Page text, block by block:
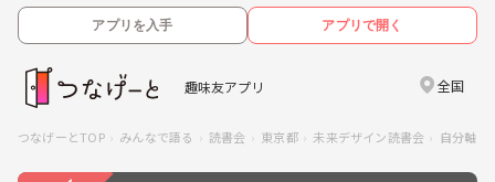
アプリを入手 アプリで開く
趣味友アプリ 全国
つなげーとTOP みんなで語る 読書会 東京都 未来デザイン読書会 自分軸で